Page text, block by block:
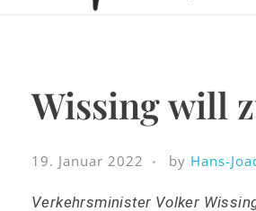
Puls Magazin
Wissing will
19. Januar 2022 by Hans-
Verkehrsminister Volker